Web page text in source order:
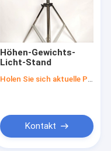
Höhen-Gewichts-
Licht-Stand
Holen Sie sich aktuelle Preis
Kontakt